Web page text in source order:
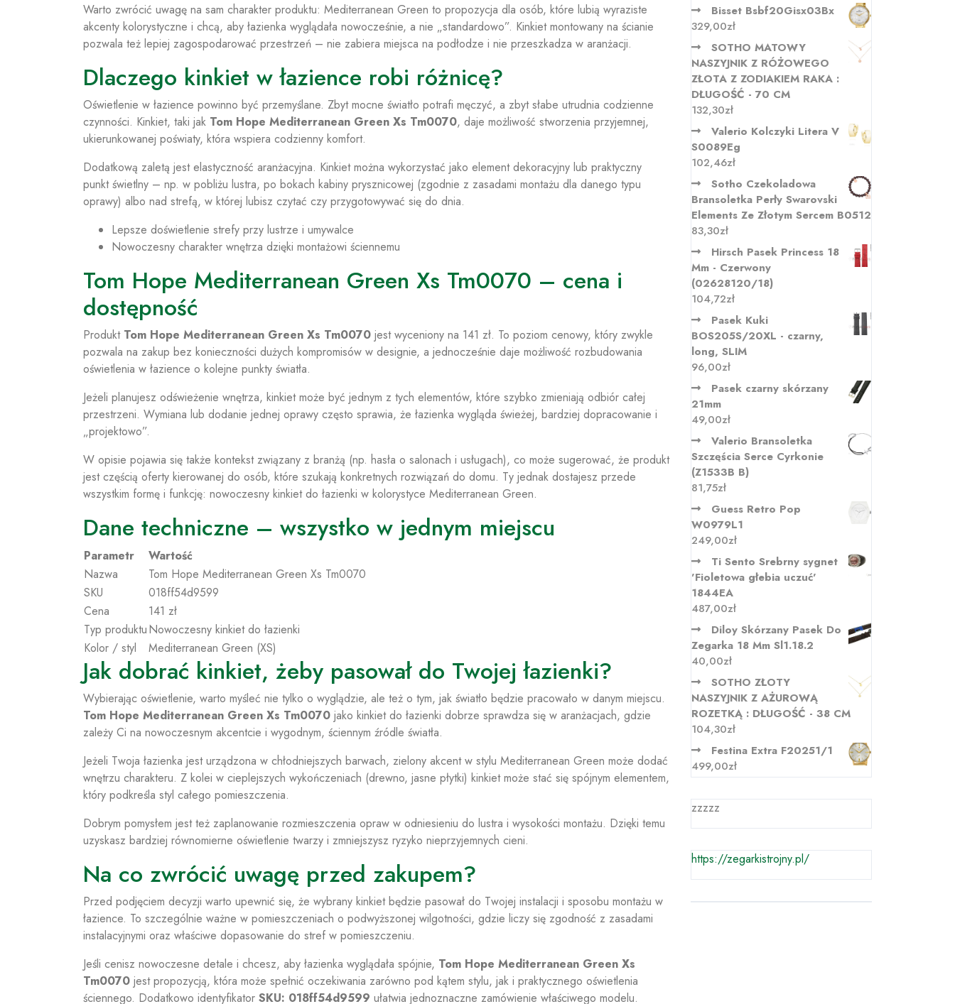
Warto zwrócić uwagę na sam charakter produktu: Mediterranean Green to propozycja dla osób, które lubią wyraziste
akcenty kolorystyczne i chcą, aby łazienka wyglądała nowocześnie, a nie „standardowo”. Kinkiet montowany na ścianie
pozwala też lepiej zagospodarować przestrzeń – nie zabiera miejsca na podłodze i nie przeszkadza w aranżacji.
Dlaczego kinkiet w łazience robi różnicę?
Oświetlenie w łazience powinno być przemyślane. Zbyt mocne światło potrafi męczyć, a zbyt słabe utrudnia codzienne
czynności. Kinkiet, taki jak Tom Hope Mediterranean Green Xs Tm0070, daje możliwość stworzenia przyjemnej,
ukierunkowanej poświaty, która wspiera codzienny komfort.
Dodatkową zaletą jest elastyczność aranżacyjna. Kinkiet można wykorzystać jako element dekoracyjny lub praktyczny
punkt świetlny – np. w pobliżu lustra, po bokach kabiny prysznicowej (zgodnie z zasadami montażu dla danego typu
oprawy) albo nad strefą, w której lubisz czytać czy przygotowywać się do dnia.
Lepsze doświetlenie strefy przy lustrze i umywalce
Nowoczesny charakter wnętrza dzięki montażowi ściennemu
Tom Hope Mediterranean Green Xs Tm0070 – cena i
dostępność
Produkt Tom Hope Mediterranean Green Xs Tm0070 jest wyceniony na 141 zł. To poziom cenowy, który zwykle
pozwala na zakup bez konieczności dużych kompromisów w designie, a jednocześnie daje możliwość rozbudowania
oświetlenia w łazience o kolejne punkty światła.
Jeżeli planujesz odświeżenie wnętrza, kinkiet może być jednym z tych elementów, które szybko zmieniają odbiór całej
przestrzeni. Wymiana lub dodanie jednej oprawy często sprawia, że łazienka wygląda świeżej, bardziej dopracowanie i
„projektowo”.
W opisie pojawia się także kontekst związany z branżą (np. hasła o salonach i usługach), co może sugerować, że produkt
jest częścią oferty kierowanej do osób, które szukają konkretnych rozwiązań do domu. Ty jednak dostajesz przede
wszystkim formę i funkcję: nowoczesny kinkiet do łazienki w kolorystyce Mediterranean Green.
Dane techniczne – wszystko w jednym miejscu
Parametr
Wartość
Nazwa
Tom Hope Mediterranean Green Xs Tm0070
SKU
018ff54d9599
Cena
141 zł
Typ produktuNowoczesny kinkiet do łazienki
Kolor / styl
Mediterranean Green (XS)
Jak dobrać kinkiet, żeby pasował do Twojej łazienki?
Wybierając oświetlenie, warto myśleć nie tylko o wyglądzie, ale też o tym, jak światło będzie pracowało w danym miejscu.
Tom Hope Mediterranean Green Xs Tm0070 jako kinkiet do łazienki dobrze sprawdza się w aranżacjach, gdzie
zależy Ci na nowoczesnym akcentcie i wygodnym, ściennym źródle światła.
Jeżeli Twoja łazienka jest urządzona w chłodniejszych barwach, zielony akcent w stylu Mediterranean Green może dodać
wnętrzu charakteru. Z kolei w cieplejszych wykończeniach (drewno, jasne płytki) kinkiet może stać się spójnym elementem,
który podkreśla styl całego pomieszczenia.
Dobrym pomysłem jest też zaplanowanie rozmieszczenia opraw w odniesieniu do lustra i wysokości montażu. Dzięki temu
uzyskasz bardziej równomierne oświetlenie twarzy i zmniejszysz ryzyko nieprzyjemnych cieni.
Na co zwrócić uwagę przed zakupem?
Przed podjęciem decyzji warto upewnić się, że wybrany kinkiet będzie pasował do Twojej instalacji i sposobu montażu w
łazience. To szczególnie ważne w pomieszczeniach o podwyższonej wilgotności, gdzie liczy się zgodność z zasadami
instalacyjnymi oraz właściwe dopasowanie do stref w pomieszczeniu.
Jeśli cenisz nowoczesne detale i chcesz, aby łazienka wyglądała spójnie, Tom Hope Mediterranean Green Xs
Tm0070 jest propozycją, która może spełnić oczekiwania zarówno pod kątem stylu, jak i praktycznego oświetlenia
ściennego. Dodatkowo identyfikator SKU: 018ff54d9599 ułatwia jednoznaczne zamówienie właściwego modelu.
Bisset Bsbf20Gisx03Bx
329,00zł
SOTHO MATOWY
NASZYJNIK Z RÓŻOWEGO
ZŁOTA Z ZODIAKIEM RAKA :
DŁUGOŚĆ - 70 CM
132,30zł
Valerio Kolczyki Litera V
S0089Eg
102,46zł
Sotho Czekoladowa
Bransoletka Perły Swarovski
Elements Ze Złotym Sercem B0512
83,30zł
Hirsch Pasek Princess 18
Mm - Czerwony
(02628120/18)
104,72zł
Pasek Kuki
BOS205S/20XL - czarny,
long, SLIM
96,00zł
Pasek czarny skórzany
21mm
49,00zł
Valerio Bransoletka
Szczęścia Serce Cyrkonie
(Z1533B B)
81,75zł
Guess Retro Pop
W0979L1
249,00zł
Ti Sento Srebrny sygnet
'Fioletowa głebia uczuć'
1844EA
487,00zł
Diloy Skórzany Pasek Do
Zegarka 18 Mm Sl1.18.2
40,00zł
SOTHO ZŁOTY
NASZYJNIK Z AŻUROWĄ
ROZETKĄ : DŁUGOŚĆ - 38 CM
104,30zł
Festina Extra F20251/1
499,00zł
zzzzz
https://zegarkistrojny.pl/